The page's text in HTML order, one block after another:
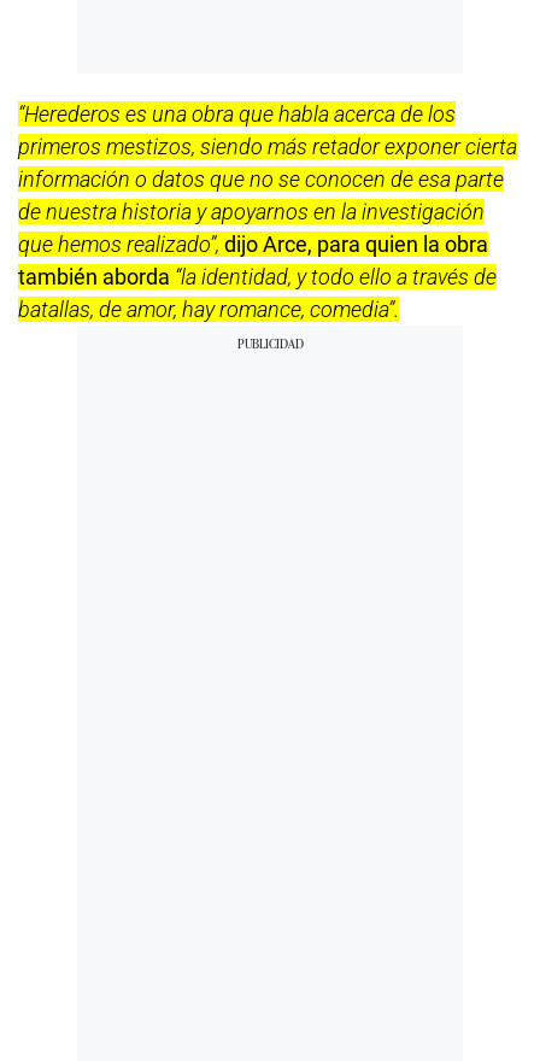
“Herederos es una obra que habla acerca de los
primeros mestizos, siendo más retador exponer cierta
información o datos que no se conocen de esa parte
de nuestra historia y apoyarnos en la investigación
que hemos realizado”, dijo Arce, para quien la obra
también aborda “la identidad, y todo ello a través de
batallas, de amor, hay romance, comedia”.